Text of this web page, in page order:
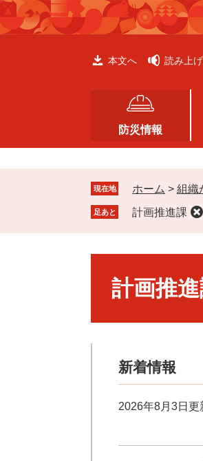
ペ
ー
メ
ニ
本文へ 読み上
防災情報
現在地 ホーム > 組織
足あと 計画推進課
計画推
新着情報
2026年8月3日更